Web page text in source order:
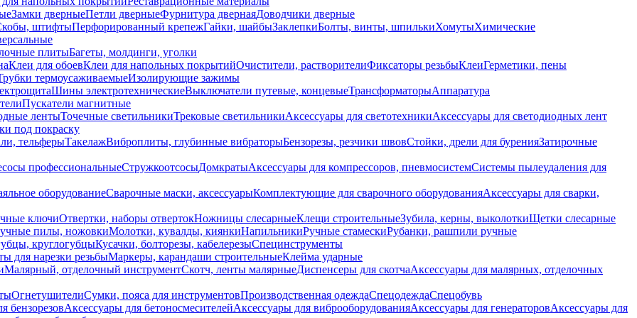
Замки дверныеПетли дверныеФурнитура двернаяДоводчики дверные
штифтыПерфорированный крепежГайки, шайбыЗаклепкиБолты, винты, шпилькиХомутыХимические
плитыБагеты, молдинги, уголки
Клеи для обоевКлеи для напольных покрытийОчистители, растворителиФиксаторы резьбыКлеиГерметики, пены
термоусаживаемыеИзолирующие зажимы
Шины электротехническиеВыключатели путевые, концевыеТрансформаторыАппаратура
Пускатели магнитные
лентыТочечные светильникиТрековые светильникиАксессуары для светотехникиАксессуары для светодиодных лент
под покраску
тельферыТакелажВиброплиты, глубинные вибраторыБензорезы, резчики швовСтойки, дрели для буренияЗатирочные
профессиональныеСтружкоотсосыДомкратыАксессуары для компрессоров, пневмосистемСистемы пылеудаления для
оборудованиеСварочные маски, аксессуарыКомплектующие для сварочного оборудованияАксессуары для сварки,
ключиОтвертки, наборы отвертокНожницы слесарныеКлещи строительныеЗубила, керны, выколоткиЩетки слесарные
пилы, ножовкиМолотки, кувалды, киянкиНапильникиРучные стамескиРубанки, рашпили ручные
круглогубцыКусачки, болторезы, кабелерезыСпецинструменты
для нарезки резьбыМаркеры, карандаши строительныеКлейма ударные
Малярный, отделочный инструментСкотч, ленты малярныеДиспенсеры для скотчаАксессуары для малярных, отделочных
ОгнетушителиСумки, пояса для инструментовПроизводственная одеждаСпецодеждаСпецобувь
бензорезовАксессуары для бетоносмесителейАксессуары для виброоборудованияАксессуары для генераторовАксессуары для